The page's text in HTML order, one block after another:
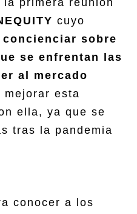
primera reunión
cuyo
concienciar sobre
se enfrentan las
al mercado
esta
ella, ya que se
tras la pandemia
conocer a los